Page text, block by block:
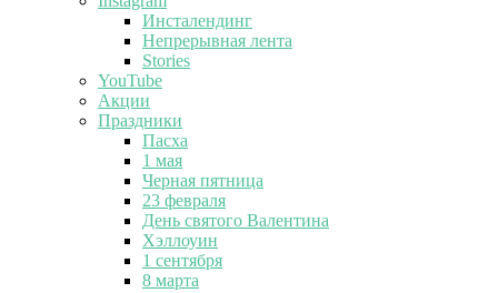
Инсталендинг
Непрерывная лента
Stories
YouTube
Акции
Праздники
Пасха
1 мая
Черная пятница
23 февраля
День святого Валентина
Хэллоуин
1 сентября
8 марта